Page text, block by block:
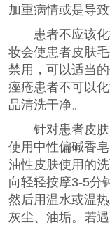
加重病情或是导
患者不应该化
妆会使患者皮肤
禁用，可以适当
痤疮患者不可以
品清洗干净。
针对患者皮肤
使用中性偏碱香
油性皮肤使用的
向轻轻按摩3-5分
然后用温水或温
灰尘、油垢。若